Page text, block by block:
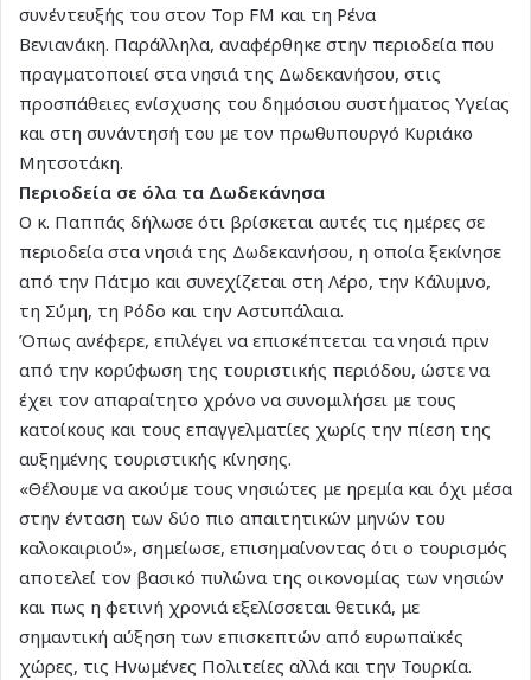
συνέντευξής του στον Top FM και τη Ρένα
Βενιανάκη. Παράλληλα, αναφέρθηκε στην περιοδεία που
πραγματοποιεί στα νησιά της Δωδεκανήσου, στις
προσπάθειες ενίσχυσης του δημόσιου συστήματος Υγείας
και στη συνάντησή του με τον πρωθυπουργό Κυριάκο
Μητσοτάκη.
Περιοδεία σε όλα τα Δωδεκάνησα
Ο κ. Παππάς δήλωσε ότι βρίσκεται αυτές τις ημέρες σε
περιοδεία στα νησιά της Δωδεκανήσου, η οποία ξεκίνησε
από την Πάτμο και συνεχίζεται στη Λέρο, την Κάλυμνο,
τη Σύμη, τη Ρόδο και την Αστυπάλαια.
Όπως ανέφερε, επιλέγει να επισκέπτεται τα νησιά πριν
από την κορύφωση της τουριστικής περιόδου, ώστε να
έχει τον απαραίτητο χρόνο να συνομιλήσει με τους
κατοίκους και τους επαγγελματίες χωρίς την πίεση της
αυξημένης τουριστικής κίνησης.
«Θέλουμε να ακούμε τους νησιώτες με ηρεμία και όχι μέσα
στην ένταση των δύο πιο απαιτητικών μηνών του
καλοκαιριού», σημείωσε, επισημαίνοντας ότι ο τουρισμός
αποτελεί τον βασικό πυλώνα της οικονομίας των νησιών
και πως η φετινή χρονιά εξελίσσεται θετικά, με
σημαντική αύξηση των επισκεπτών από ευρωπαϊκές
χώρες, τις Ηνωμένες Πολιτείες αλλά και την Τουρκία.